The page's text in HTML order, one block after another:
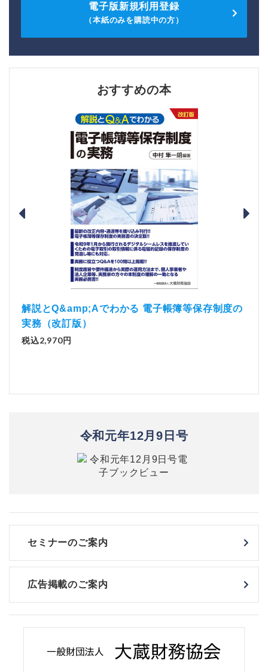
電子版新規利用登録
（本紙のみを購読中の方）
おすすめの本
解説とQ&amp;Aでわかる 電子帳簿等保存制度の
実務（改訂版）
税込2,970円
令和元年12月9日号
セミナーのご案内
広告掲載のご案内